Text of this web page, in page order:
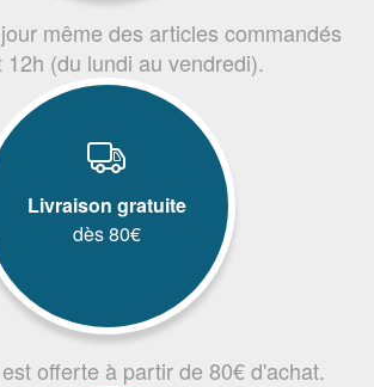
même des articles commandés
12h (du lundi au vendredi).
Livraison gratuite
dès 80€
offerte à partir de 80€ d'achat.